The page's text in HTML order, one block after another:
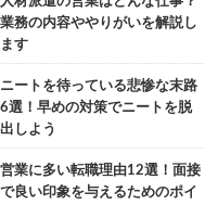
業務の内容ややりがいを解説し
ます
ニートを待っている悲惨な末路
6選！早めの対策でニートを脱
出しよう
営業に多い転職理由12選！面接
で良い印象を与えるためのポイ